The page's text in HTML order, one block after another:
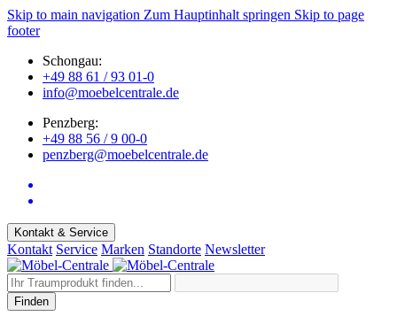
Skip to main navigation Zum Hauptinhalt springen Skip to page
footer
Schongau:
+49 88 61 / 93 01-0
info@moebelcentrale.de
Penzberg:
+49 88 56 / 9 00-0
penzberg@moebelcentrale.de
Kontakt & Service
Kontakt Service Marken Standorte Newsletter
Finden